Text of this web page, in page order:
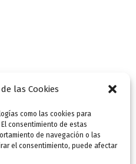
las Cookies
como las cookies para
consentimiento de estas
de navegación o las
el consentimiento, puede afectar